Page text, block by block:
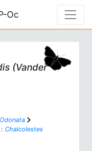
Oc
(Vander
Odonata
Chalcolestes